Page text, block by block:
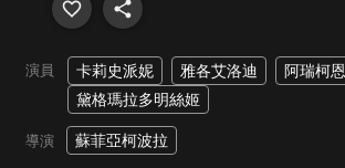
演員 卡莉史派妮 雅各艾洛迪
阿瑞柯恩
黛格瑪拉多明絲姬
導演 蘇菲亞柯波拉